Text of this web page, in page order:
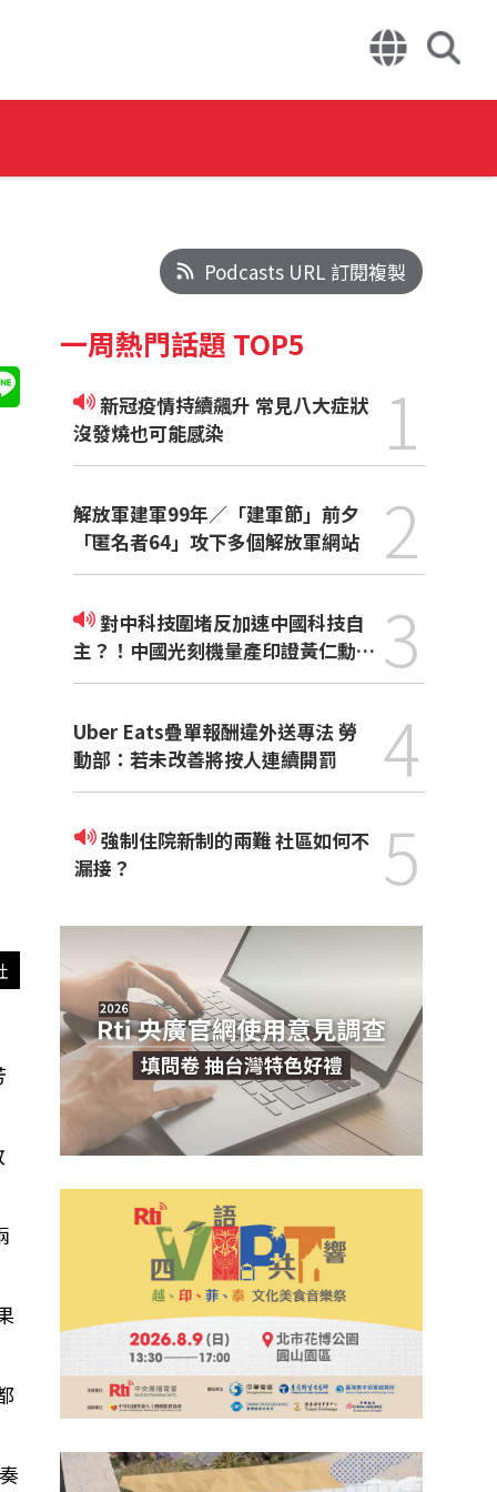
Podcasts URL 訂閱複製
一周熱門話題 TOP5
新冠疫情持續飆升 常見八大症狀
沒發燒也可能感染
1
解放軍建軍99年／「建軍節」前夕
「匿名者64」攻下多個解放軍網站
2
對中科技圍堵反加速中國科技自
主？！中國光刻機量產印證黃仁勳觀
點
3
Uber Eats疊單報酬違外送專法 勞
動部：若未改善將按人連續開罰
4
強制住院新制的兩難 社區如何不
漏接？
5